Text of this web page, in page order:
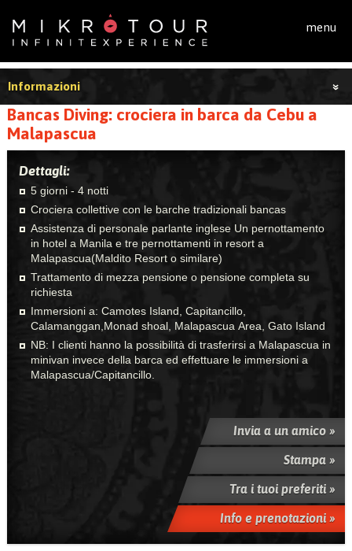
menu
Informazioni
Bancas Diving: crociera in barca da Cebu a
Malapascua
Dettagli:
5 giorni - 4 notti
Crociera collettive con le barche tradizionali bancas
Assistenza di personale parlante inglese Un pernottamento
in hotel a Manila e tre pernottamenti in resort a
Malapascua(Maldito Resort o similare)
Trattamento di mezza pensione o pensione completa su
richiesta
Immersioni a: Camotes Island, Capitancillo,
Calamanggan,Monad shoal, Malapascua Area, Gato Island
NB: I clienti hanno la possibilità di trasferirsi a Malapascua in
minivan invece della barca ed effettuare le immersioni a
Malapascua/Capitancillo.
Invia a un amico »
Stampa »
Tra i tuoi preferiti »
Info e prenotazioni »